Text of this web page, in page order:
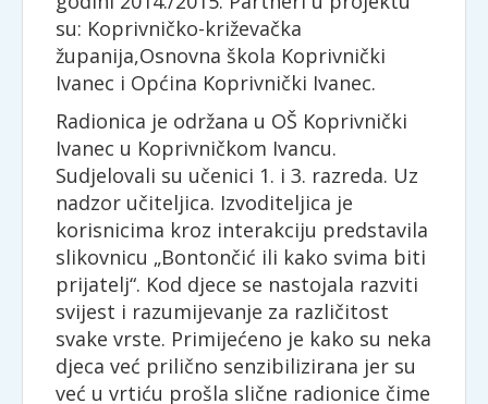
su: Koprivničko-križevačka
županija,Osnovna škola Koprivnički
Ivanec i Općina Koprivnički Ivanec.
Radionica je održana u OŠ Koprivnički
Ivanec u Koprivničkom Ivancu.
Sudjelovali su učenici 1. i 3. razreda. Uz
nadzor učiteljica. Izvoditeljica je
korisnicima kroz interakciju predstavila
slikovnicu „Bontončić ili kako svima biti
prijatelj“. Kod djece se nastojala razviti
svijest i razumijevanje za različitost
svake vrste. Primijećeno je kako su neka
djeca već prilično senzibilizirana jer su
već u vrtiću prošla slične radionice čime